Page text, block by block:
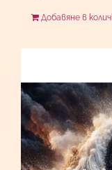
Добавяне в